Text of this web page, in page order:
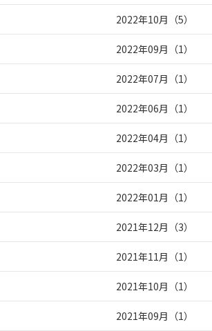
2022年10月 （5）
2022年09月 （1）
2022年07月 （1）
2022年06月 （1）
2022年04月 （1）
2022年03月 （1）
2022年01月 （1）
2021年12月 （3）
2021年11月 （1）
2021年10月 （1）
2021年09月 （1）